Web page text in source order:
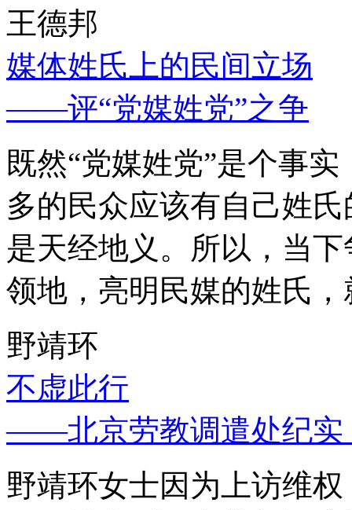
王德邦
媒体姓氏上的民间立场
——评“党媒姓党”之争
既然“党媒姓党”是个事
多的民众应该有自己姓
是天经地义。所以，当
领地，亮明民媒的姓氏
野靖环
不虚此行
——北京劳教调遣处纪实
野靖环女士因为上访维